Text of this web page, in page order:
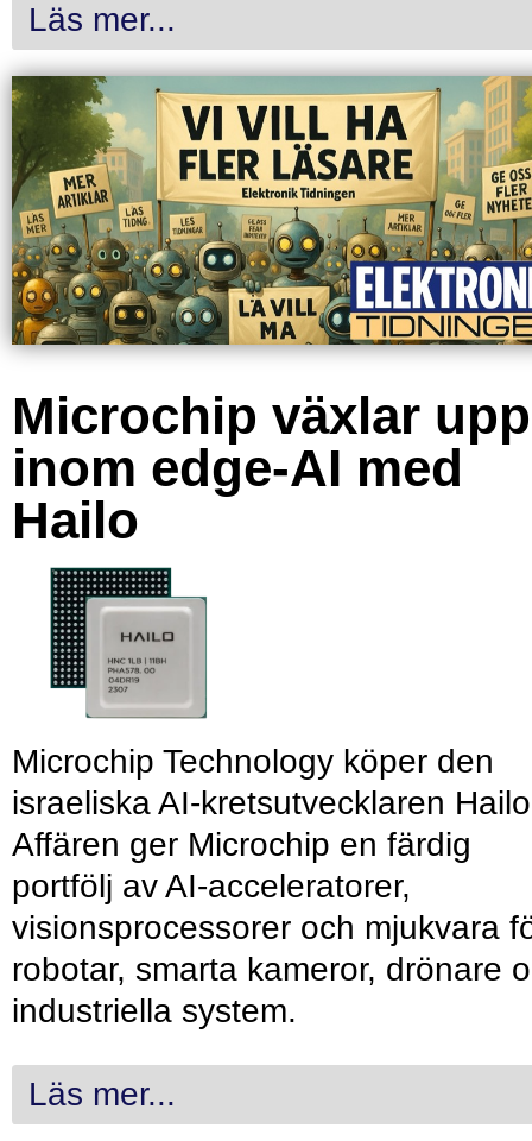
Läs mer...
Microchip växlar upp
inom edge-AI med
Hailo
Microchip Technology köper den
israeliska AI-kretsutvecklaren
Affären ger Microchip en färdig
portfölj av AI-acceleratorer,
visionsprocessorer och mjukvara
robotar, smarta kameror, drönare
industriella system.
Läs mer...